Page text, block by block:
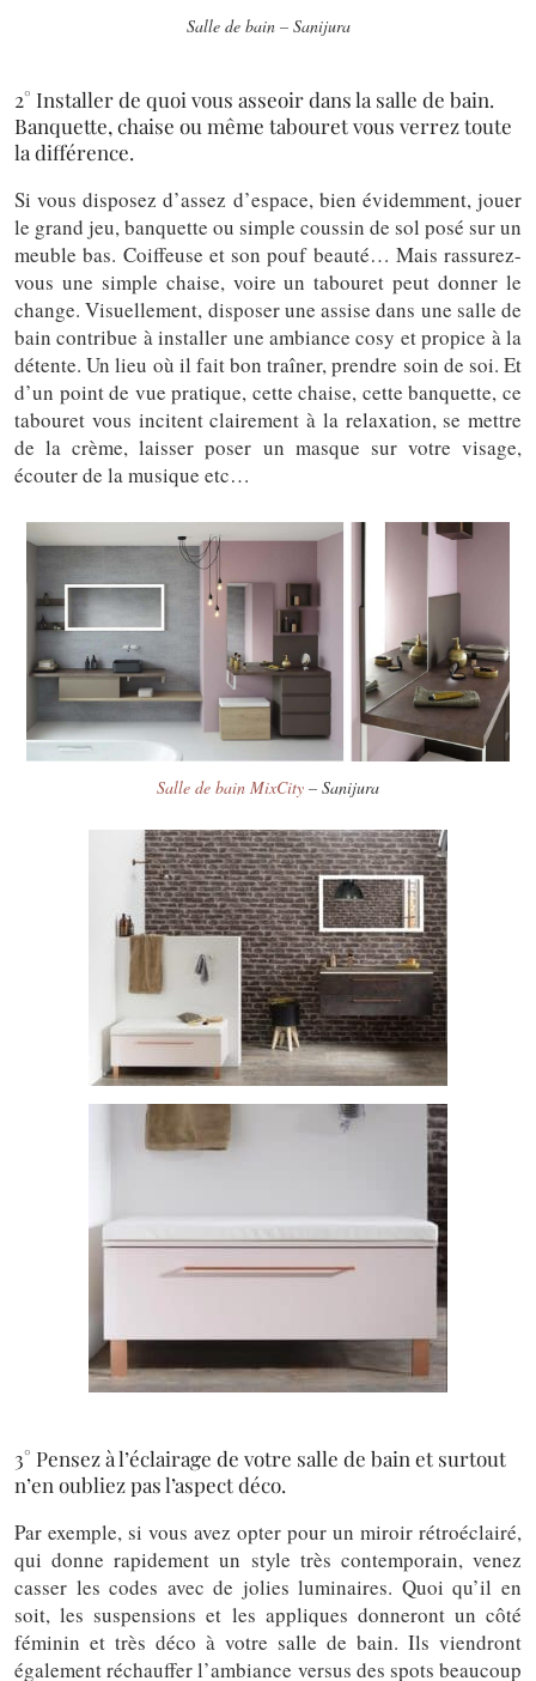
Salle de bain – Sanijura
2° Installer de quoi vous asseoir dans la salle de bain.
Banquette, chaise ou même tabouret vous verrez toute
la différence.
Si vous disposez d’assez d’espace, bien évidemment, jouer
le grand jeu, banquette ou simple coussin de sol posé sur un
meuble bas. Coiffeuse et son pouf beauté… Mais rassurez-
vous une simple chaise, voire un tabouret peut donner le
change. Visuellement, disposer une assise dans une salle de
bain contribue à installer une ambiance cosy et propice à la
détente. Un lieu où il fait bon traîner, prendre soin de soi. Et
d’un point de vue pratique, cette chaise, cette banquette, ce
tabouret vous incitent clairement à la relaxation, se mettre
de la crème, laisser poser un masque sur votre visage,
écouter de la musique etc…
Salle de bain MixCity – Sanijura
3° Pensez à l’éclairage de votre salle de bain et surtout
n’en oubliez pas l’aspect déco.
Par exemple, si vous avez opter pour un miroir rétroéclairé,
qui donne rapidement un style très contemporain, venez
casser les codes avec de jolies luminaires. Quoi qu’il en
soit, les suspensions et les appliques donneront un côté
féminin et très déco à votre salle de bain. Ils viendront
également réchauffer l’ambiance versus des spots beaucoup